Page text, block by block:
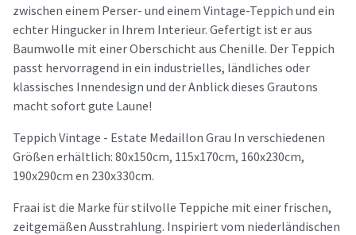
zwischen einem Perser- und einem Vintage-Teppich und ein
echter Hingucker in Ihrem Interieur. Gefertigt ist er aus
Baumwolle mit einer Oberschicht aus Chenille. Der Teppich
passt hervorragend in ein industrielles, ländliches oder
klassisches Innendesign und der Anblick dieses Grautons
macht sofort gute Laune!
Teppich Vintage - Estate Medaillon Grau In verschiedenen
Größen erhältlich: 80x150cm, 115x170cm, 160x230cm,
190x290cm en 230x330cm.
Fraai ist die Marke für stilvolle Teppiche mit einer frischen,
zeitgemäßen Ausstrahlung. Inspiriert vom niederländischen